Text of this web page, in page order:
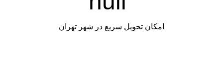
امکان تحویل سریع در شهر تهران